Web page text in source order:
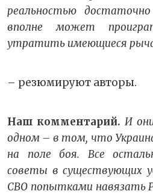
реальностью
вполне может
утратить имеющиеся
– резюмируют авторы.
Наш комментарий. И
одном – в том, что
на поле боя. Все
советы в существующих
СВО попытками навязать